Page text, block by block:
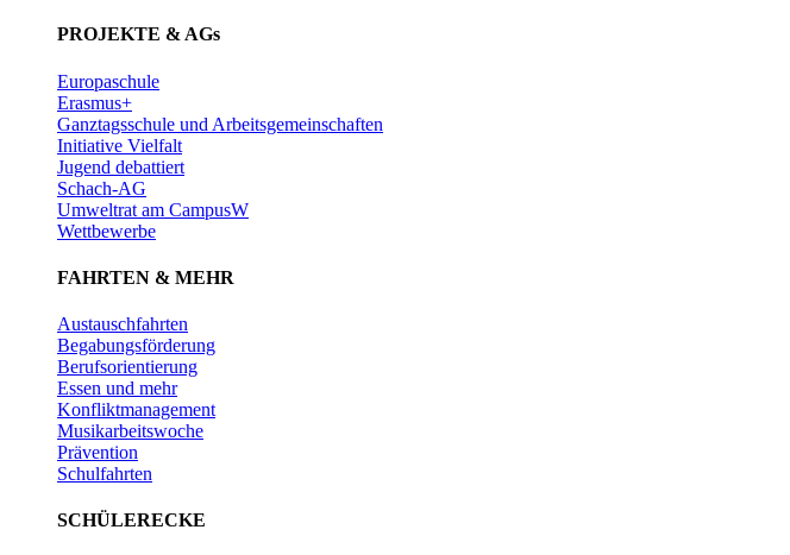
PROJEKTE & AGs
Europaschule
Erasmus+
Ganztagsschule und Arbeitsgemeinschaften
Initiative Vielfalt
Jugend debattiert
Schach-AG
Umweltrat am CampusW
Wettbewerbe
FAHRTEN & MEHR
Austauschfahrten
Begabungsförderung
Berufsorientierung
Essen und mehr
Konfliktmanagement
Musikarbeitswoche
Prävention
Schulfahrten
SCHÜLERECKE